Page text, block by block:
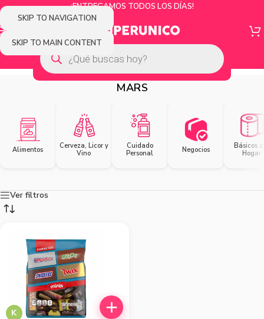
SKIP TO NAVIGATION
SKIP TO MAIN CONTENT
¡ENTREGAMOS TODOS LOS DÍAS!
MARS
Alimentos
Cerveza, Licor y
Vino
Cuidado
Personal
Negocios
Básicos
Hogar
Ver filtros
K